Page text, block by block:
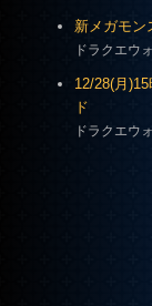
新メガモン
ドラクエウ
12/28(月
ド
ドラクエウ